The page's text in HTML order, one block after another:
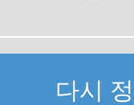
다시